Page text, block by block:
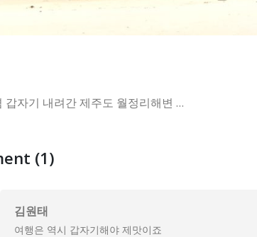
갑자기 내려간 제주도 월정리해변 …
(1)
김원태
여행은 역시 갑자기해야 제맛이죠